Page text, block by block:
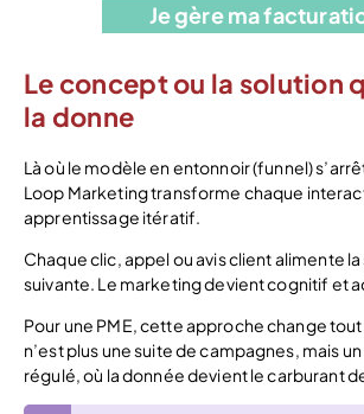
Je gère ma
Le concept ou la solution
la donne
Là où le modèle en entonnoir (funnel)
Loop Marketing transforme chaque
apprentissage itératif.
Chaque clic, appel ou avis client alimente
suivante. Le marketing devient cognitif et
Pour une PME, cette approche change
n’est plus une suite de campagnes, mais
régulé, où la donnée devient le carburant